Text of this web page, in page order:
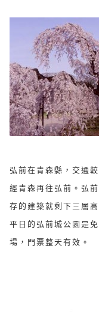
弘前在青森縣，交通
經青森再往弘前。弘
存的建築就剩下三層
平日的弘前城公園是
場，門票整天有效。